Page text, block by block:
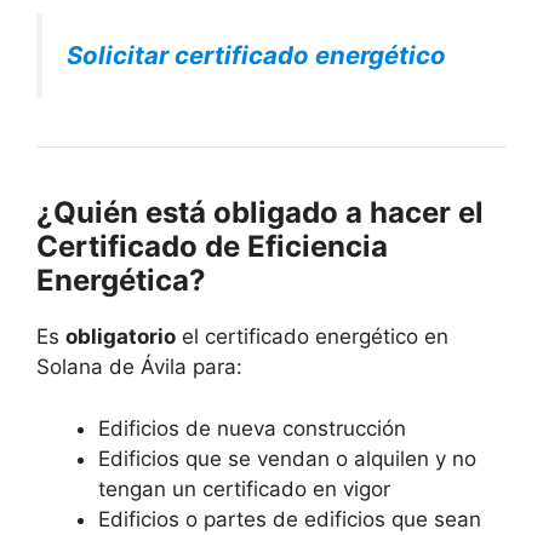
Solicitar certificado energético
¿Quién está obligado a hacer el
Certificado de Eficiencia
Energética?
Es obligatorio el certificado energético en
Solana de Ávila para:
Edificios de nueva construcción
Edificios que se vendan o alquilen y no
tengan un certificado en vigor
Edificios o partes de edificios que sean